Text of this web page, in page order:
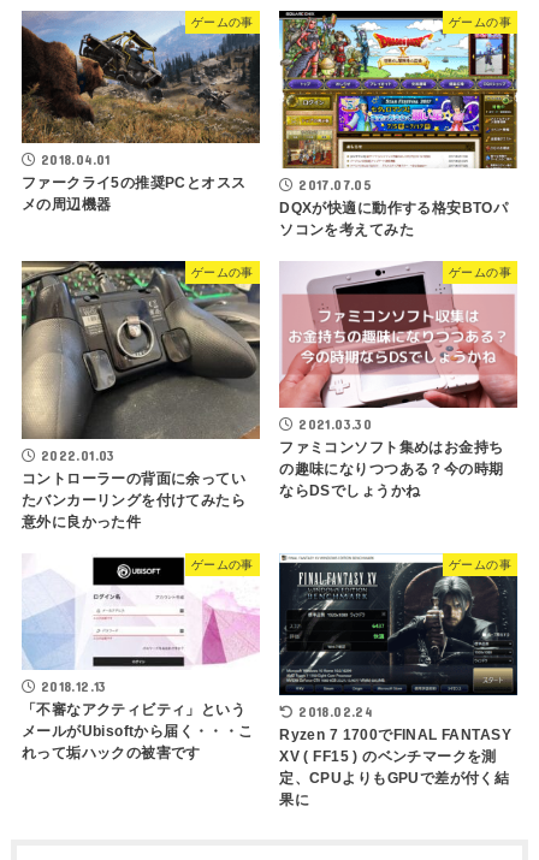
ゲームの事
2018.04.01
ファークライ5の推奨PCとオスス
メの周辺機器
ゲームの事
2017.07.05
DQXが快適に動作する格安BTOパ
ソコンを考えてみた
ゲームの事
2022.01.03
コントローラーの背面に余ってい
たバンカーリングを付けてみたら
意外に良かった件
ゲームの事
2021.03.30
ファミコンソフト集めはお金持ち
の趣味になりつつある？今の時期
ならDSでしょうかね
ゲームの事
2018.12.13
「不審なアクティビティ」という
メールがUbisoftから届く・・・こ
れって垢ハックの被害です
ゲームの事
2018.02.24
Ryzen 7 1700でFINAL FANTASY
XV ( FF15 ) のベンチマークを測
定、CPUよりもGPUで差が付く結
果に